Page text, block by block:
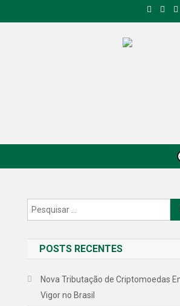
POSTS RECENTES
Nova Tributação de Criptomoedas
Vigor no Brasil